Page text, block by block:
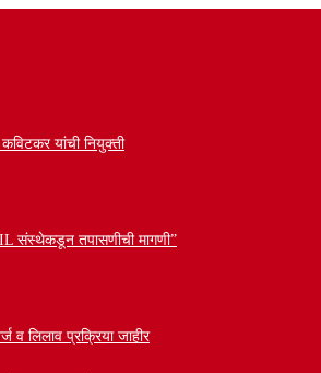
कविटकर यांची नियुक्ती
संस्थेकडून तपासणीची मागणी”
व लिलाव प्रक्रिया जाहीर